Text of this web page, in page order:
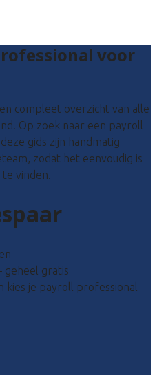
voor
compleet overzicht van alle
Op zoek naar een payroll
gids zijn handmatig
zodat het eenvoudig is
vinden.
geheel gratis
kies je payroll professional